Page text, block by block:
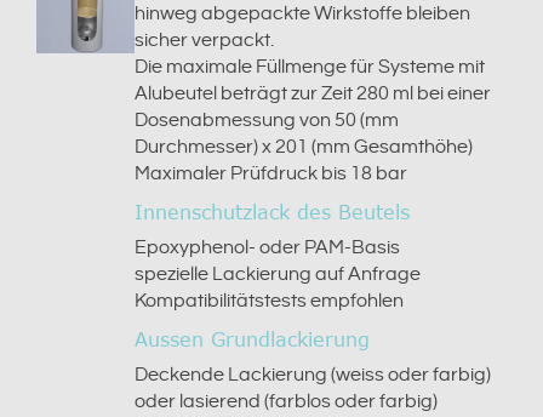
hinweg abgepackte Wirkstoffe bleiben
sicher verpackt.
Die maximale Füllmenge für Systeme mit
Alubeutel beträgt zur Zeit 280 ml bei einer
Dosenabmessung von 50 (mm
Durchmesser) x 201 (mm Gesamthöhe)
Maximaler Prüfdruck bis 18 bar
Innenschutzlack des Beutels
Epoxyphenol- oder PAM-Basis
spezielle Lackierung auf Anfrage
Kompatibilitätstests empfohlen
Aussen Grundlackierung
Deckende Lackierung (weiss oder farbig)
oder lasierend (farblos oder farbig)